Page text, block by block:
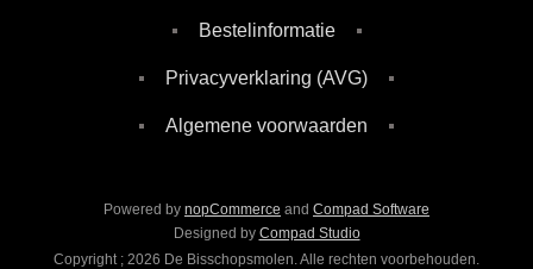
Bestelinformatie
Privacyverklaring (AVG)
Algemene voorwaarden
Powered by nopCommerce and Compad Software
Designed by Compad Studio
Copyright ; 2026 De Bisschopsmolen. Alle rechten voorbehouden.